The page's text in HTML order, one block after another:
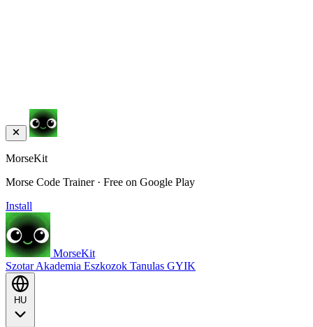
MorseKit
Morse Code Trainer · Free on Google Play
Install
MorseKit
SzotarAkademia Eszkozok Tanulas GYIK